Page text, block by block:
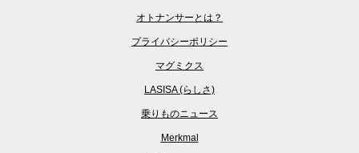
オトナンサーとは？
プライバシーポリシー
マグミクス
LASISA (らしさ)
乗りものニュース
Merkmal